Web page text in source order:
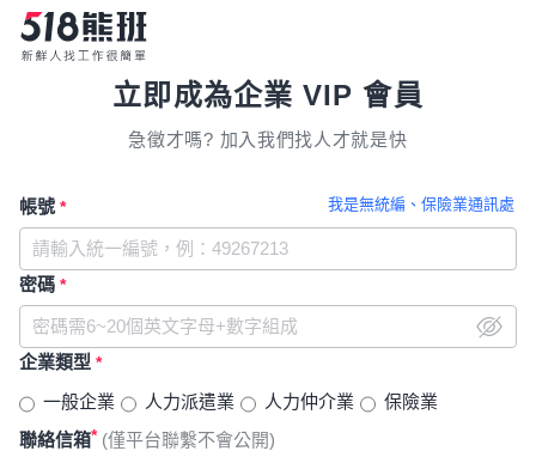
立即成為企業 VIP 會員
急徵才嗎? 加入我們找人才就是快
我是無統編、保險業通訊處
帳號 *
密碼 *
企業類型 *
一般企業 人力派遣業 人力仲介業
保險業
聯絡信箱* (僅平台聯繫不會公開)